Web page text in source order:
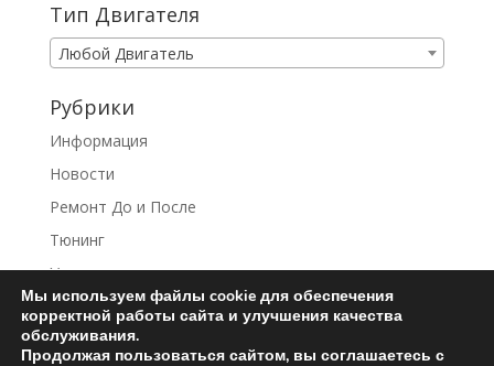
Тип Двигателя
Любой Двигатель
Рубрики
Информация
Новости
Ремонт До и После
Тюнинг
Услуги
Мы используем файлы cookie для обеспечения
корректной работы сайта и улучшения качества
обслуживания.
Продолжая пользоваться сайтом, вы соглашаетесь с